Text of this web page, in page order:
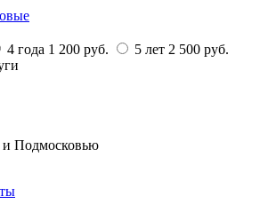
4 года 1 200 руб. 5 лет 2 500 руб.
Подмосковью